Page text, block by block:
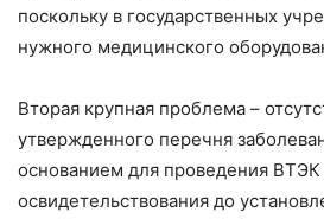
поскольку в государственных
нужного медицинского
Вторая крупная проблема –
утвержденного перечня
основанием для проведения ВТЭК
освидетельствования до